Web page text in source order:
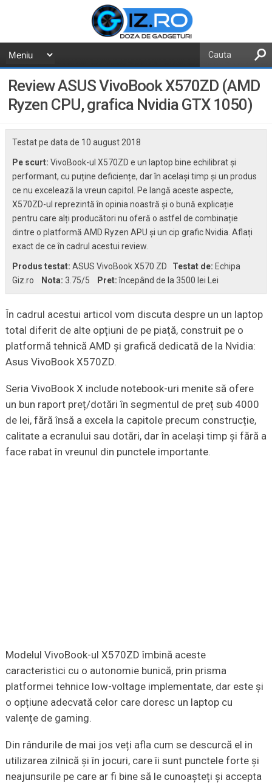
Review ASUS VivoBook X570ZD (AMD
Ryzen CPU, grafica Nvidia GTX 1050)
Testat pe data de 10 august 2018
Pe scurt: VivoBook-ul X570ZD e un laptop bine echilibrat și
performant, cu puține deficiențe, dar în același timp și un produs
ce nu excelează la vreun capitol. Pe langă aceste aspecte,
X570ZD-ul reprezintă în opinia noastră și o bună explicație
pentru care alți producători nu oferă o astfel de combinație
dintre o platformă AMD Ryzen APU și un cip grafic Nvidia. Aflați
exact de ce în cadrul acestui review.
Produs testat: ASUS VivoBook X570 ZD Testat de: Echipa
Giz.ro
Nota: 3.75/5 Pret: începând de la 3500 lei Lei
În cadrul acestui articol vom discuta despre un un laptop
total diferit de alte opțiuni de pe piață, construit pe o
platformă tehnică AMD și grafică dedicată de la Nvidia:
Asus VivoBook X570ZD.
Seria VivoBook X include notebook-uri menite să ofere
un bun raport preț/dotări în segmentul de preț sub 4000
de lei, fără însă a excela la capitole precum construcție,
calitate a ecranului sau dotări, dar în același timp și fără a
face rabat în vreunul din punctele importante.
Modelul VivoBook-ul X570ZD îmbină aceste
caracteristici cu o autonomie bunică, prin prisma
platformei tehnice low-voltage implementate, dar este și
o opțiune adecvată celor care doresc un laptop cu
valențe de gaming.
Din rândurile de mai jos veți afla cum se descurcă el in
utilizarea zilnică și în jocuri, care îi sunt punctele forte și
neajunsurile pe care ar fi bine să le cunoașteți și accepta